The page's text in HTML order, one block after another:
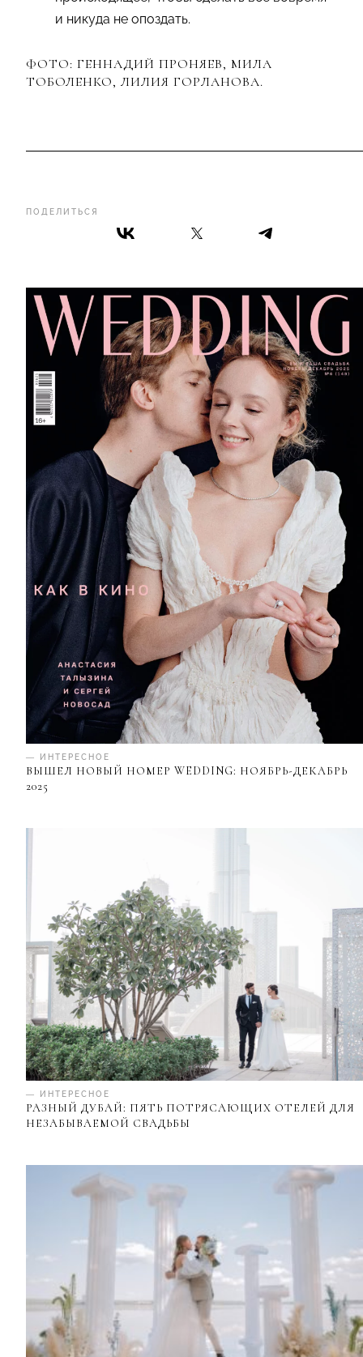
ПОДЕЛИТЬСЯ
— ИНТЕРЕСНОЕ
ВЫШЕЛ НОВЫЙ НОМЕР WEDDING: НОЯБРЬ-ДЕКАБРЬ
2025
— ИНТЕРЕСНОЕ
РАЗНЫЙ ДУБАЙ: ПЯТЬ ПОТРЯСАЮЩИХ ОТЕЛЕЙ ДЛЯ
НЕЗАБЫВАЕМОЙ СВАДЬБЫ
и никуда не опоздать.
ФОТО: ГЕННАДИЙ ПРОНЯЕВ, МИЛА
ТОБОЛЕНКО, ЛИЛИЯ ГОРЛАНОВА.